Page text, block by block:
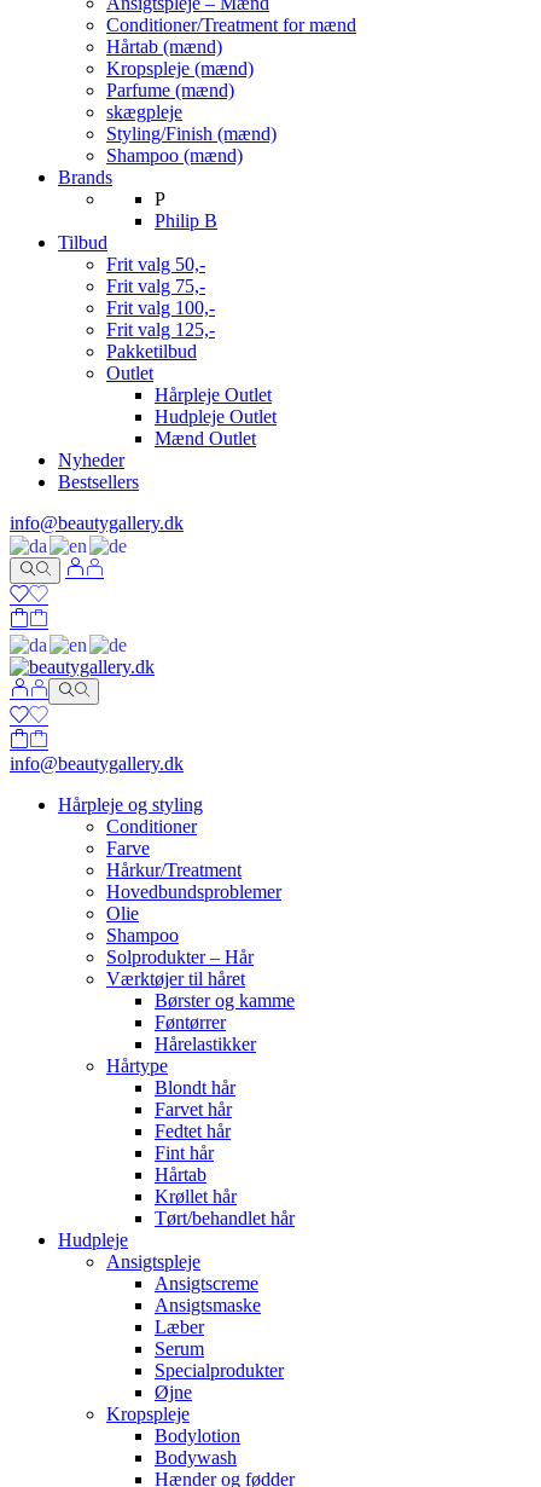
Conditioner/Treatment for mænd
Hårtab (mænd)
Kropspleje (mænd)
Parfume (mænd)
skægpleje
Styling/Finish (mænd)
Shampoo (mænd)
Brands
P
Philip B
Tilbud
Frit valg 50,-
Frit valg 75,-
Frit valg 100,-
Frit valg 125,-
Pakketilbud
Outlet
Hårpleje Outlet
Hudpleje Outlet
Mænd Outlet
Nyheder
Bestsellers
info@beautygallery.dk
info@beautygallery.dk
Hårpleje og styling
Conditioner
Farve
Hårkur/Treatment
Hovedbundsproblemer
Olie
Shampoo
Solprodukter – Hår
Værktøjer til håret
Børster og kamme
Føntørrer
Hårelastikker
Hårtype
Blondt hår
Farvet hår
Fedtet hår
Fint hår
Hårtab
Krøllet hår
Tørt/behandlet hår
Hudpleje
Ansigtspleje
Ansigtscreme
Ansigtsmaske
Læber
Serum
Specialprodukter
Øjne
Kropspleje
Bodylotion
Bodywash
Hænder og fødder